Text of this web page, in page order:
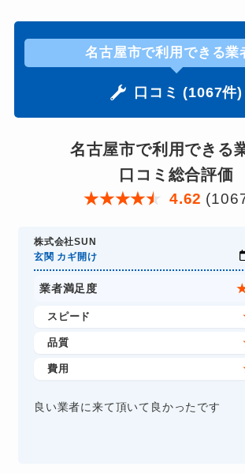
名古屋市で利用できる業
口コミ (1067件)
名古屋市で利用できる
口コミ総合評価
★★★★★ 4.62
株式会社SUN
玄関 カギ開け
業者満足度
スピード
品質
費用
良い業者に来て頂いて良かったです